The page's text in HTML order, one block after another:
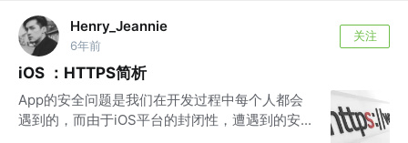
Henry_Jeannie
6年前
关注
iOS ：HTTPS简析
App的安全问题是我们在开发过程中每个人都会
遇到的，而由于iOS平台的封闭性，遭遇到的安...